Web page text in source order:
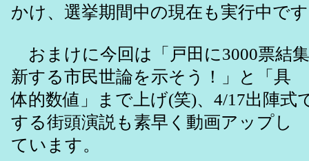
かけ、選挙期間中の現在も実行中で
おまけに今回は「戸田に3000票結
新する市民世論を示そう！」と「具
体的数値」まで上げ(笑)、4/17出陣式
する街頭演説も素早く動画アップし
ています。